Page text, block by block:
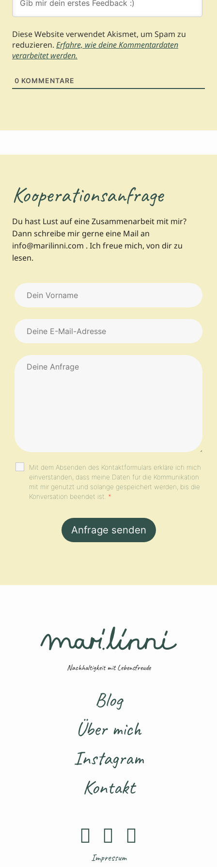
Diese Website verwendet Akismet, um Spam zu
reduzieren. Erfahre, wie deine Kommentardaten
verarbeitet werden.
0 KOMMENTARE
Kooperationsanfrage
Du hast Lust auf eine Zusammenarbeit mit mir?
Dann schreibe mir gerne eine Mail an
info@marilinni.com . Ich freue mich, von dir zu
lesen.
Mit dem Absenden des Kontaktformulars erkläre ich mich
einverstanden, dass meine Daten für die Kommunikation
mit mir genutzt und solange gespeichert werden, bis die
Konversation beendet ist. *
Nachhaltigkeit mit Lebensfreude
Blog
Über mich
Instagram
Kontakt
Impressum